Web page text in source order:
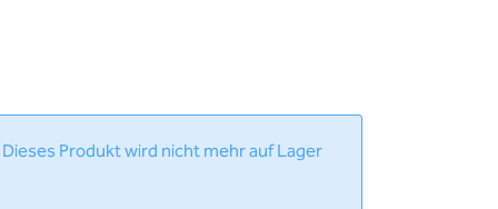
Produkt wird nicht mehr auf Lager